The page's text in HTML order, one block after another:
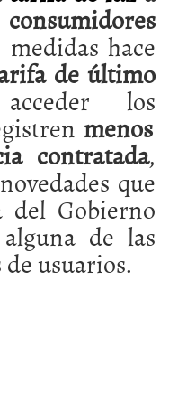
medidas hace
de último
los
menos
contratada,
que
Gobierno
de las
usuarios.